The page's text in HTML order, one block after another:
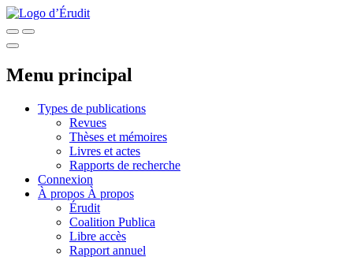
Menu principal
Types de publications
Revues
Thèses et mémoires
Livres et actes
Rapports de recherche
Connexion
À propos À propos
Érudit
Coalition Publica
Libre accès
Rapport annuel